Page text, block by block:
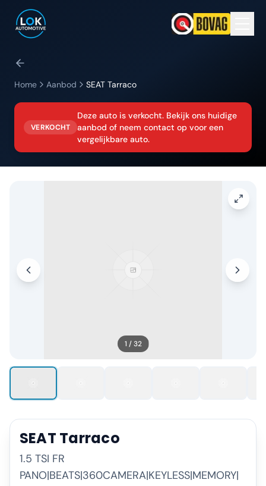
Home Aanbod SEAT Tarraco
VERKOCHT
Deze auto is verkocht. Bekijk ons huidige
aanbod of neem contact op voor een
vergelijkbare auto.
1 /32
SEAT Tarraco
1.5 TSI FR
PANO|BEATS|360CAMERA|KEYLESS|MEMORY|